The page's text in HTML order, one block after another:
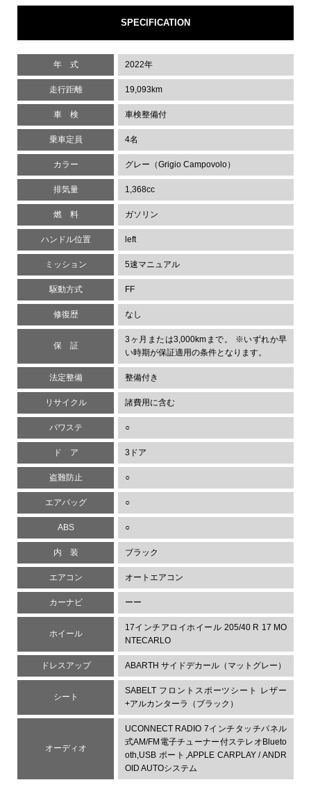
SPECIFICATION
年 式 2022年
走行距離 19,093km
車 検 車検整備付
乗車定員 4名
カラー グレー（Grigio Campovolo）
排気量 1,368cc
燃 料 ガソリン
ハンドル位置 left
ミッション 5速マニュアル
駆動方式 FF
修復歴 なし
保 証
3ヶ月または3,000kmまで。 ※いずれか早
い時期が保証適用の条件となります。
法定整備 整備付き
リサイクル 諸費用に含む
パワステ ○
ド ア 3ドア
盗難防止 ○
エアバッグ ○
ABS ○
内 装 ブラック
エアコン オートエアコン
カーナビ ーー
ホイール
17インチアロイホイール 205/40 R 17 MO
NTECARLO
ドレスアップ ABARTH サイドデカール（マットグレー）
シート
SABELT フロントスポーツシート レザー
+アルカンターラ（ブラック）
オーディオ
UCONNECT RADIO 7インチタッチパネル
式AM/FM電子チューナー付ステレオBlueto
oth,USB ポート,APPLE CARPLAY / ANDR
OID AUTOシステム